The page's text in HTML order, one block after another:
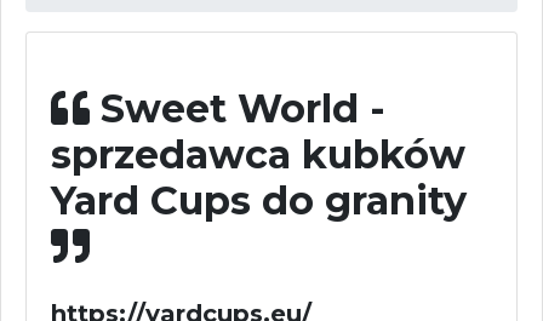
Sweet World -
sprzedawca kubków
Yard Cups do granity
https://yardcups.eu/